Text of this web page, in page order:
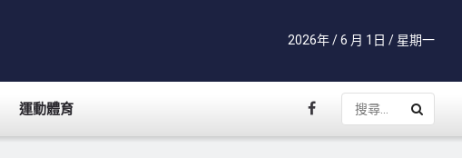
2026年 / 6 月 1日 / 星期一
運動體育